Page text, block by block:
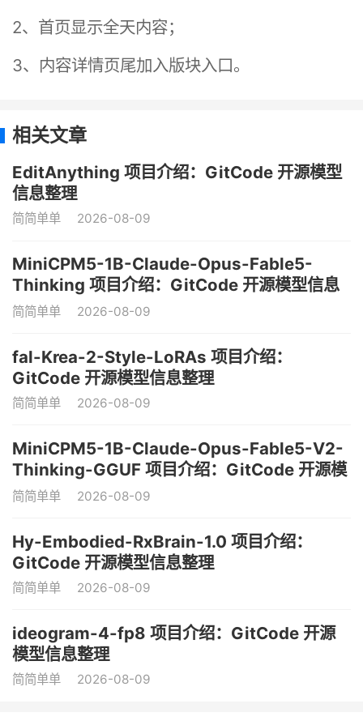
2、首页显示全天内容；
3、内容详情页尾加入版块入口。
相关文章
EditAnything 项目介绍：GitCode 开源模型
信息整理
简简单单 2026-08-09
MiniCPM5-1B-Claude-Opus-Fable5-
Thinking 项目介绍：GitCode 开源模型信息
整理
简简单单 2026-08-09
fal-Krea-2-Style-LoRAs 项目介绍：
GitCode 开源模型信息整理
简简单单 2026-08-09
MiniCPM5-1B-Claude-Opus-Fable5-V2-
Thinking-GGUF 项目介绍：GitCode 开源模
型信息整理
简简单单 2026-08-09
Hy-Embodied-RxBrain-1.0 项目介绍：
GitCode 开源模型信息整理
简简单单 2026-08-09
ideogram-4-fp8 项目介绍：GitCode 开源
模型信息整理
简简单单 2026-08-09